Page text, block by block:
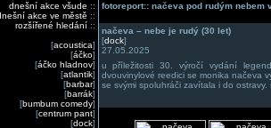
dnešní akce všude ::
akce ve městě ::
rozšířené hledání::
[acoustica]
[áčko]
[áčko hladnov]
[atlantik]
[barbar]
[barrák]
[bumbum comedy]
[centrum pant]
[dock]
fotoreport:: načeva pod rudým nebem
načeva – nebe je rudý (30 let)
[dock]
27.05.2025
u příležitosti 30. výročí vydání
dvouvinylové reedici se monika načeva
se svými spoluhráči zavítala i do